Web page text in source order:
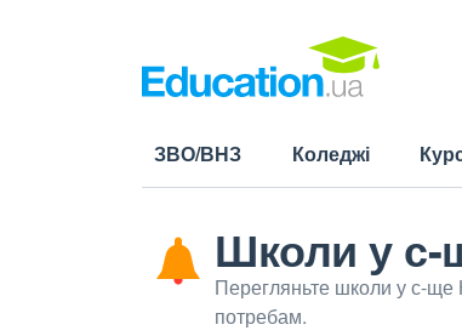
ЗВО/ВНЗ Коледжі
Школи у с-
Перегляньте школи у с-ще
потребам.